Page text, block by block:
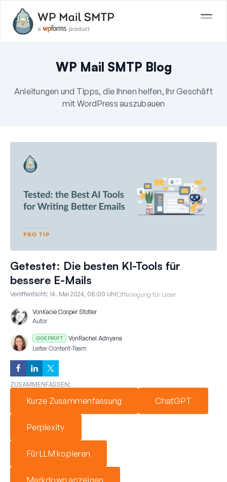
WP Mail SMTP Blog
Anleitungen und Tipps, die Ihnen helfen, Ihr Geschäft
mit WordPress auszubauen
Getestet: Die besten KI-Tools für
bessere E-Mails
Veröffentlicht: 14. Mai 2024, 08:00 UhrOffenlegung für Leser
VonKacie Cooper Stotler
Autor
GEPRÜFT VonRachel Adnyana
Leiter Content-Team
ZUSAMMENFASSEN:
Kurze Zusammenfassung ChatGPT
Perplexity
Für LLM kopieren
Markdown anzeigen